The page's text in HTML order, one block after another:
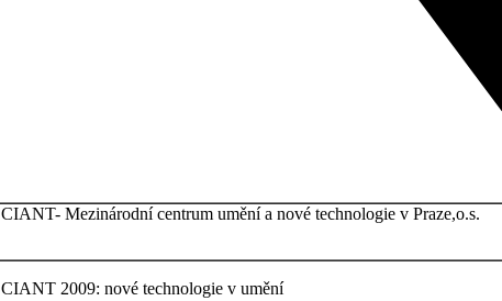
CIANT- Mezinárodní centrum umění a nové technologie v Praze,o.s.
CIANT 2009: nové technologie v umění